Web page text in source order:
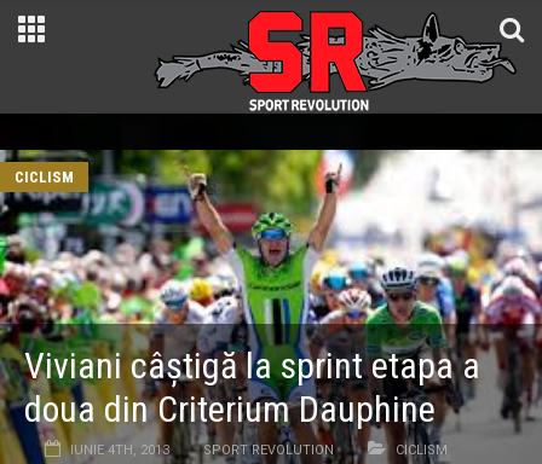
CICLISM
Viviani câștigă la sprint etapa a
doua din Criterium Dauphine
IUNIE 4TH, 2013 SPORT REVOLUTION
CICLISM